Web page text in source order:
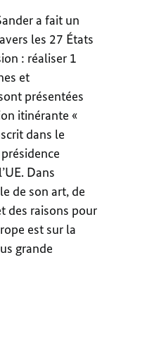
a fait un
les 27 États
: réaliser 1
et
présentées
itinérante «
dans le
Dans
de son art, de
des raisons pour
est sur la
grande